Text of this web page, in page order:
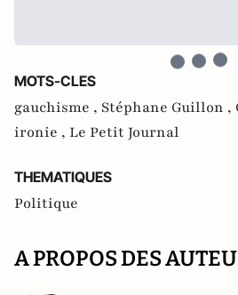
MOTS-CLES
gauchisme , Stéphane Guillon ,
ironie , Le Petit Journal
THEMATIQUES
Politique
A PROPOS DES